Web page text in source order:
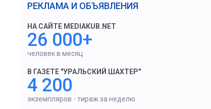
РЕКЛАМА И ОБЪЯВЛЕНИЯ
НА САЙТЕ MEDIAKUB.NET
26 000+
человек в месяц
В ГАЗЕТЕ "УРАЛЬСКИЙ ШАХТЕР"
4 200
экземпляров - тираж за неделю